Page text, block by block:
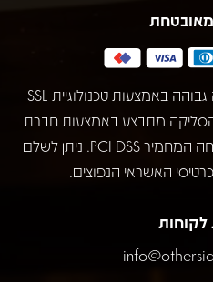
האתר מאובטח ברמת הצפנה גבוהה באמצעות טכנולוגיית SSL
מתבצע באמצעות חברת
COMAX בהתאם לתקן האבטחה המחמיר PCI DSS. ניתן לשלם
האשראי הנפוצים.
לקוחות